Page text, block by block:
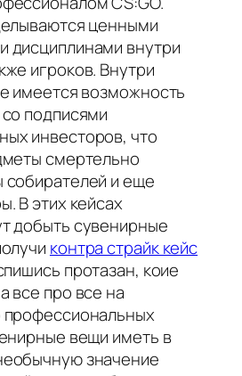
ценными
дисциплинами внутри
игроков. Внутри
имеется возможность
подписями
инвесторов, что
смертельно
и еще
В этих кейсах
добыть сувенирные
контра страйк кейс
протазан, коие
все про все на
вещи иметь в
значение